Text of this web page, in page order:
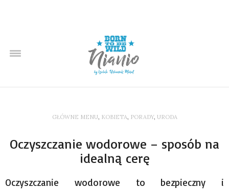
GŁÓWNE MENU, KOBIETA, PORADY, URODA
Oczyszczanie wodorowe – sposób na
idealną cerę
Oczyszczanie wodorowe to bezpieczny i